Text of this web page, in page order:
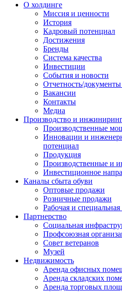
О холдинге
Миссия и ценности
История
Кадровый потенциал
Достижения
Бренды
Система качества
Инвестиции
События и новости
Отчетность/
Вакансии
Контакты
Медиа
Производство и
Производственные
Инновации и
потенциал
Продукция
Производственные и
Инвестиционное
Каналы сбыта обуви
Оптовые продажи
Розничные продажи
Рабочая и специальная
Партнерство
Социальная
Профсоюзная
Совет ветеранов
Музей
Недвижимость
Аренда офисных
Аренда складских
Аренда торговых